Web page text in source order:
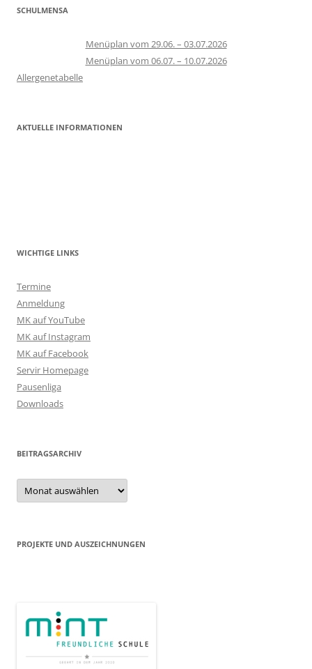
SCHULMENSA
Menüplan vom 29.06. – 03.07.2026
Menüplan vom 06.07. – 10.07.2026
Allergenetabelle
AKTUELLE INFORMATIONEN
WICHTIGE LINKS
Termine
Anmeldung
MK auf YouTube
MK auf Instagram
MK auf Facebook
Servir Homepage
Pausenliga
Downloads
BEITRAGSARCHIV
Beitragsarchiv
PROJEKTE UND AUSZEICHNUNGEN